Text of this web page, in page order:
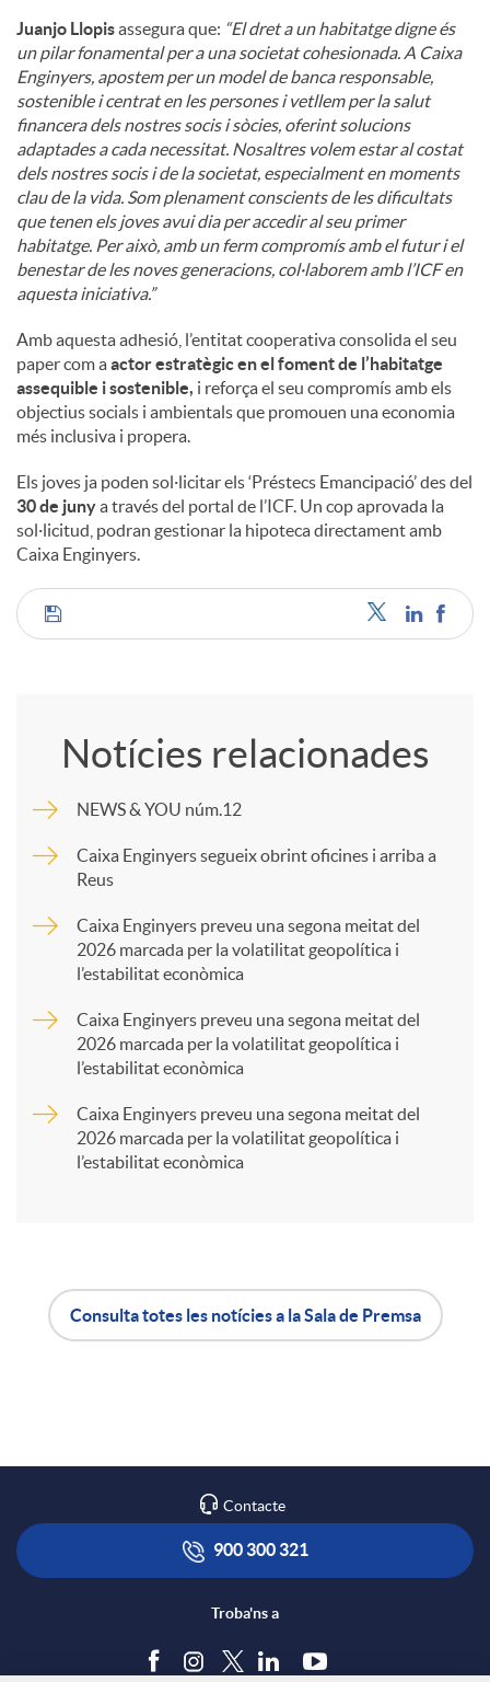
Juanjo Llopisassegura que: “El dret a un habitatge digne és
un pilar fonamental per a una societat cohesionada. A Caixa
Enginyers, apostem per un model de banca responsable,
sostenible i centrat en les persones i vetllem per la salut
financera dels nostres socis i sòcies, oferint solucions
adaptades a cada necessitat. Nosaltres volem estar al costat
dels nostres socis i de la societat, especialment en moments
clau de la vida. Som plenament conscients de les dificultats
que tenen els joves avui dia per accedir al seu primer
habitatge. Per això, amb un ferm compromís amb el futur i el
benestar de les noves generacions, col·laborem amb l’ICF en
aquesta iniciativa.”
Amb aquesta adhesió, l’entitat cooperativa consolida el seu
paper com aactor estratègic en el foment de l’habitatge
assequible i sostenible, i reforça el seu compromís amb els
objectius socials i ambientals que promouen una economia
més inclusiva i propera.
Els joves ja poden sol·licitar els ‘Préstecs Emancipació’ des del
30 de junya través del portal de l’ICF. Un cop aprovada la
sol·licitud, podran gestionar la hipoteca directament amb
Caixa Enginyers.
C
p
a
x
Notícies relacionades
NEWS & YOU núm.12
Caixa Enginyers segueix obrint oficines i arriba a
Reus
Caixa Enginyers preveu una segona meitat del
2026 marcada per la volatilitat geopolítica i
l’estabilitat econòmica
Caixa Enginyers preveu una segona meitat del
2026 marcada per la volatilitat geopolítica i
l’estabilitat econòmica
Caixa Enginyers preveu una segona meitat del
2026 marcada per la volatilitat geopolítica i
l’estabilitat econòmica
i
ó
Consulta totes les notícies a la Sala de Premsa
Contacte
900 300 321
Troba'ns a